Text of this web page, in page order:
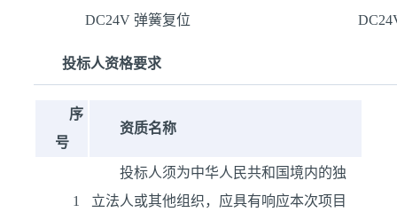
DC24V 弹簧复位
投标人资格要求
序
号
资质名称
1
投标人须为中华人民共和国境内的独
立法人或其他组织，应具有响应本次项目